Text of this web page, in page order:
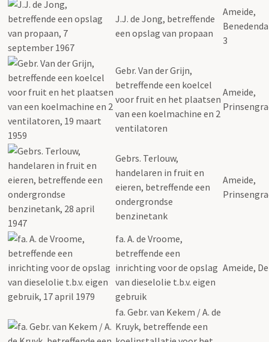
J.J. de Jong, betreffende
een opslag van propaan
Ameide,
3
Gebr. Van der Grijn,
betreffende een koelcel
voor fruit en het plaatsen
van een koelmachine en 2
ventilatoren
Ameide,
Gebrs. Terlouw,
handelaren in fruit en
eieren, betreffende een
ondergrondse
benzinetank
Ameide,
fa. A. de Vroome,
betreffende een
inrichting voor de opslag
van dieselolie t.b.v. eigen
gebruik
Ameide,
fa. Gebr. van Kekem / A. de
Kruyk, betreffende een